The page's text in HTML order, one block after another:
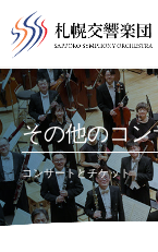
その他のコ
コンサートとチケット